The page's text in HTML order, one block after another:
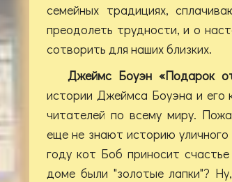
семейных традициях,
преодолеть трудности, и о
сотворить для наших близких.
Джеймс Боуэн «Подарок
истории Джеймса Боуэна и его
читателей по всему миру.
еще не знают историю
году кот Боб приносит
доме были "золотые лапки"?